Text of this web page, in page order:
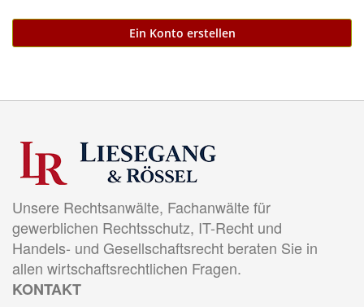
Ein Konto erstellen
Unsere Rechtsanwälte, Fachanwälte für
gewerblichen Rechtsschutz, IT-Recht und
Handels- und Gesellschaftsrecht beraten Sie in
allen wirtschaftsrechtlichen Fragen.
KONTAKT